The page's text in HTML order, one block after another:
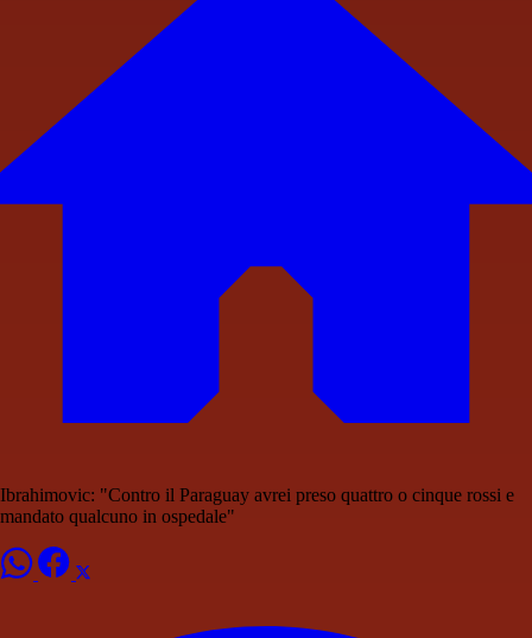
Ibrahimovic: "Contro il Paraguay avrei preso quattro o cinque rossi e
mandato qualcuno in ospedale"